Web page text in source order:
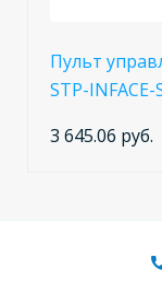
Пульт
STP-
3 645.06 руб.